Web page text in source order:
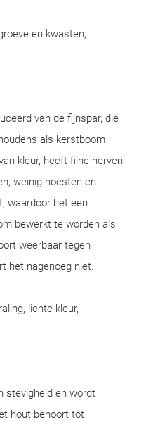
en kwasten,
van de fijnspar, die
als kerstboom
kleur, heeft fijne nerven
weinig noesten en
waardoor het een
bewerkt te worden als
weerbaar tegen
het nagenoeg niet.
lichte kleur,
stevigheid en wordt
hout behoort tot